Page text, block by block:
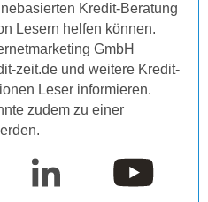
Kredit-Beratung
Lesern helfen können.
GmbH
zeit.de und weitere Kredit-
Leser informieren.
zudem zu einer